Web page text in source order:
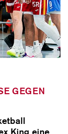
GEGEN